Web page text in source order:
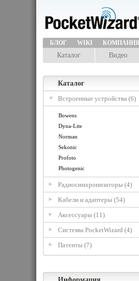
БЛОГ WIKI КОМПАНИЯ
Каталог Видео
Каталог
Встроенные устройства (6)
Bowens
Dyna-Lite
Norman
Sekonic
Profoto
Photogenic
Радиосинхронизаторы (4)
Кабели и адаптеры (54)
Аксессуары (11)
Системы PocketWizard (4)
Патенты (7)